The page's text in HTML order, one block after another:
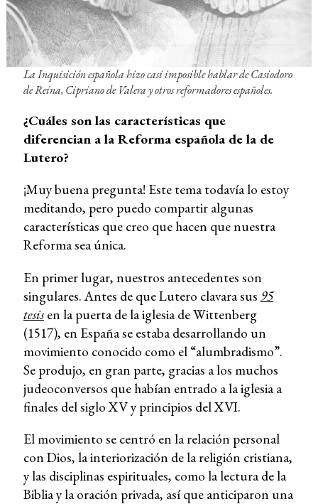
La Inquisición española hizo casi imposible hablar de Casiodoro
de Reina, Cipriano de Valera y otros reformadores españoles.
¿Cuáles son las características que
diferencian a la Reforma española de la de
Lutero?
¡Muy buena pregunta! Este tema todavía lo estoy
meditando, pero puedo compartir algunas
características que creo que hacen que nuestra
Reforma sea única.
En primer lugar, nuestros antecedentes son
singulares. Antes de que Lutero clavara sus 95
tesisen la puerta de la iglesia de Wittenberg
(1517), en España se estaba desarrollando un
movimiento conocido como el “alumbradismo”.
Se produjo, en gran parte, gracias a los muchos
judeoconversos que habían entrado a la iglesia a
finales del siglo XV y principios del XVI.
El movimiento se centró en la relación personal
con Dios, la interiorización de la religión cristiana,
y las disciplinas espirituales, como la lectura de la
Biblia y la oración privada, así que anticiparon una